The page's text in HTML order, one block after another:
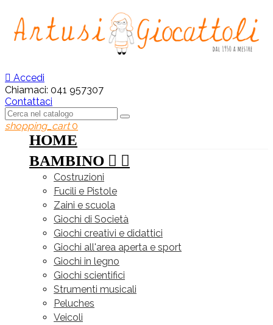
 Accedi
Chiamaci: 041 957307
Contattaci
shopping_cart 0
HOME
BAMBINO  
Costruzioni
Fucili e Pistole
Zaini e scuola
Giochi di Società
Giochi creativi e didattici
Giochi all'area aperta e sport
Giochi in legno
Giochi scientifici
Strumenti musicali
Peluches
Veicoli